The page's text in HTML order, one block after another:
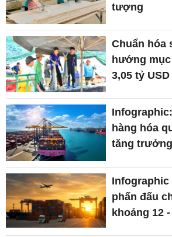
tượng
Chuẩn hóa
hướng
3,05 tỷ USD
hàng hóa
tăng trưởng
Infographic
phấn đấu
khoảng 12